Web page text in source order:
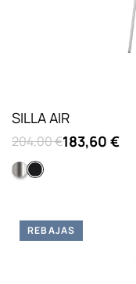
SILLA AIR
204,00 €183,60 €
Acero satinado
Negro opaco
REBAJAS